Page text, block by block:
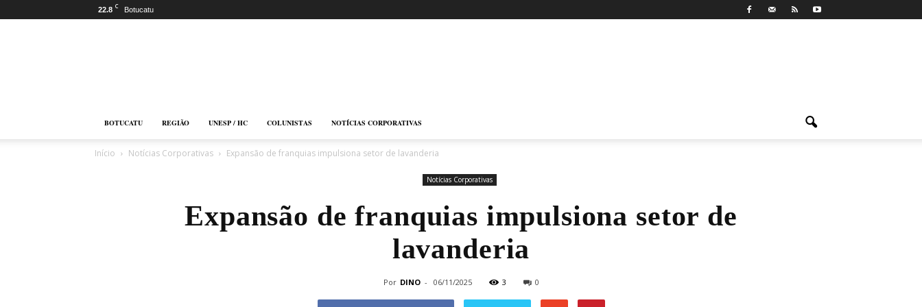
22.8 C Botucatu
BOTUCATU REGIÃO UNESP / HC COLUNISTAS NOTÍCIAS CORPORATIVAS
Início Notícias Corporativas Expansão de franquias impulsiona setor de lavanderia
Notícias Corporativas
Expansão de franquias impulsiona setor de
lavanderia
Por DINO - 06/11/2025 3 0